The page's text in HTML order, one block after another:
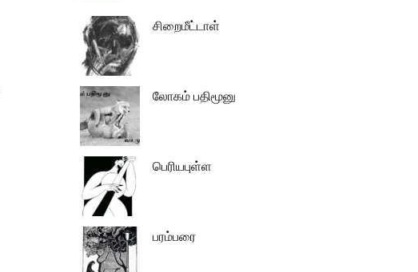
சிறைமீட்டாள்
லோகம் பதிமூனு
பெரியபுள்ள
பரம்பரை